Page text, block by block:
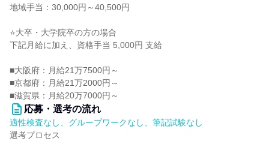
地域手当：30,000円～40,500円
⭐大卒・大学院卒の方の場合
下記月給に加え、資格手当 5,000円 支給
■大阪府：月給21万7500円～
■京都府：月給21万2000円～
■滋賀県：月給20万7000円～
応募・選考の流れ
適性検査なし、グループワークなし、筆記試験なし
選考プロセス